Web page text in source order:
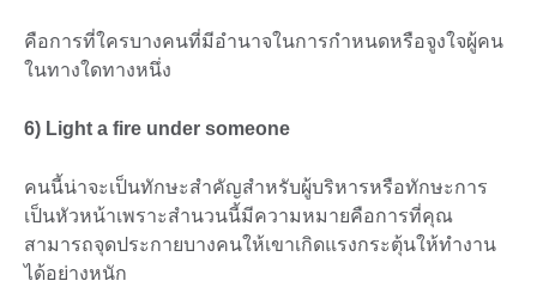
คือการที่ใครบางคนที่มีอำนาจในการกำหนดหรือจูงใจผู้คน
ในทางใดทางหนึ่ง
6) Light a fire under someone
คนนี้น่าจะเป็นทักษะสำคัญสำหรับผู้บริหารหรือทักษะการ
เป็นหัวหน้าเพราะสำนวนนี้มีความหมายคือการที่คุณ
สามารถจุดประกายบางคนให้เขาเกิดแรงกระตุ้นให้ทำงาน
ได้อย่างหนัก